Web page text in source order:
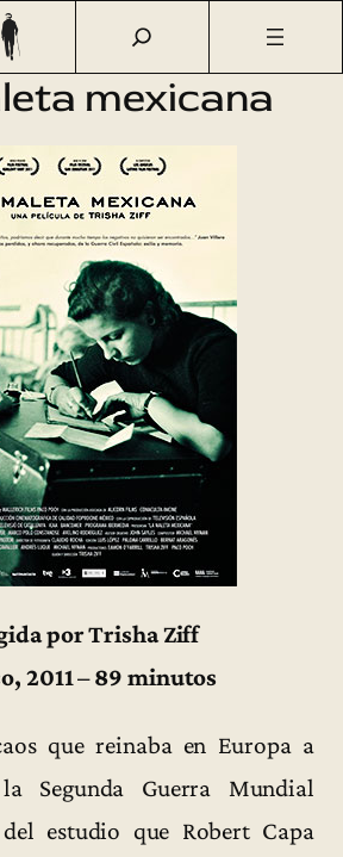
Agenda Cultural /Cine
mexicana
por Trisha Ziff
2011 – 89 minutos
que reinaba en Europa a
Segunda Guerra Mundial
del estudio que Robert Capa